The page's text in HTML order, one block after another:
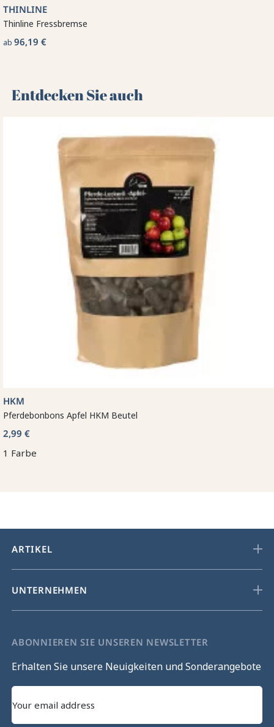
THINLINE
Thinline Fressbremse
ab 96,19 €
Entdecken Sie auch 🌻
HKM
Pferdebonbons Apfel HKM Beutel
2,99 €
1 Farbe
ARTIKEL
UNTERNEHMEN
ABONNIEREN SIE UNSEREN NEWSLETTER
Erhalten Sie unsere Neuigkeiten und Sonderangebote